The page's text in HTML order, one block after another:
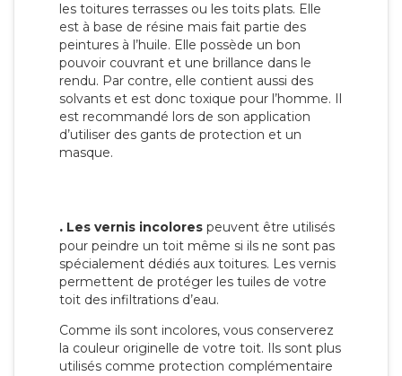
les toitures terrasses ou les toits plats. Elle
est à base de résine mais fait partie des
peintures à l’huile. Elle possède un bon
pouvoir couvrant et une brillance dans le
rendu. Par contre, elle contient aussi des
solvants et est donc toxique pour l’homme. Il
est recommandé lors de son application
d’utiliser des gants de protection et un
masque.
. Les vernis incolores peuvent être utilisés
pour peindre un toit même si ils ne sont pas
spécialement dédiés aux toitures. Les vernis
permettent de protéger les tuiles de votre
toit des infiltrations d’eau.
Comme ils sont incolores, vous conserverez
la couleur originelle de votre toit. Ils sont plus
utilisés comme protection complémentaire